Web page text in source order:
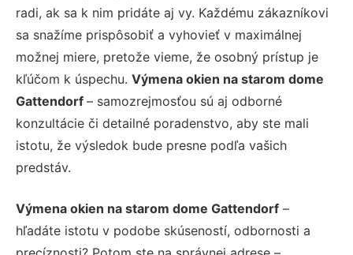
radi, ak sa k nim pridáte aj vy. Každému zákazníkovi
sa snažíme prispôsobiť a vyhovieť v maximálnej
možnej miere, pretože vieme, že osobný prístup je
kľúčom k úspechu. Výmena okien na starom dome
Gattendorf – samozrejmosťou sú aj odborné
konzultácie či detailné poradenstvo, aby ste mali
istotu, že výsledok bude presne podľa vašich
predstáv.
Výmena okien na starom dome Gattendorf –
hľadáte istotu v podobe skúseností, odbornosti a